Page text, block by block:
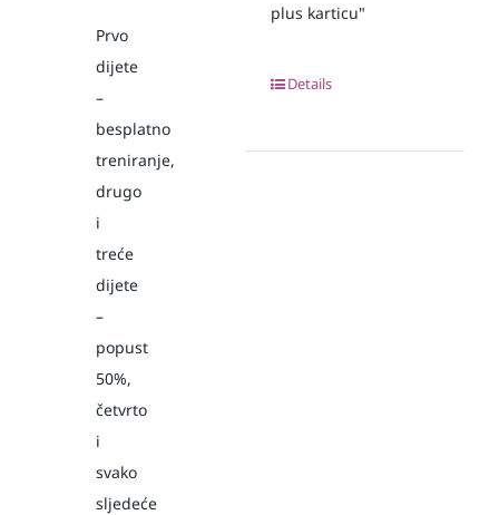
Prvo
dijete
–
besplatno
treniranje,
drugo
i
treće
dijete
–
popust
50%,
četvrto
i
svako
sljedeće
plus karticu"
Details